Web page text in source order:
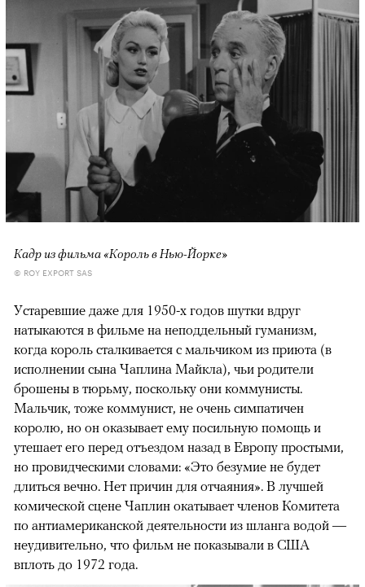
Кадр из фильма «Король в Нью-Йорке»
© ROY EXPORT SAS
Устаревшие даже для 1950-х годов шутки вдруг
натыкаются в фильме на неподдельный гуманизм,
когда король сталкивается с мальчиком из приюта (в
исполнении сына Чаплина Майкла), чьи родители
брошены в тюрьму, поскольку они коммунисты.
Мальчик, тоже коммунист, не очень симпатичен
королю, но он оказывает ему посильную помощь и
утешает его перед отъездом назад в Европу простыми,
но провидческими словами: «Это безумие не будет
длиться вечно. Нет причин для отчаяния». В лучшей
комической сцене Чаплин окатывает членов Комитета
по антиамериканской деятельности из шланга водой —
неудивительно, что фильм не показывали в США
вплоть до 1972 года.